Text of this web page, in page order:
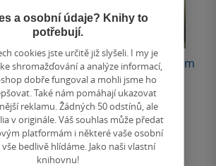
Velké problémy v Malém
Vietnamu
František Kotleta
4.5
z
5
hvězdiček
E-kniha
239 Kč
a osobní údaje? Knihy to
potřebují.
cookies jste určitě již slyšeli. I my je
shromažďování a analýze informací,
dobře fungoval a mohli jsme ho
Také nám pomáhají ukazovat
reklamu. Žádných 50 odstínů, ale
v originále. Váš souhlas může předat
platformám i některé vaše osobní
vše bedlivě hlídáme. Jako naši vlastní
knihovnu!